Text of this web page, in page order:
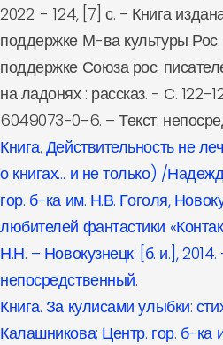
2022. - 124, [7] с. - Книга
поддержке М-ва культуры
поддержке Союза рос.
на ладонях : рассказ. - С. 122-
6049073-0-6. – Текст:
Книга. Действительность не
о книгах… и не только) /
гор. б-ка им. Н.В. Гоголя,
любителей фантастики
Н.Н. – Новокузнецк: [б. и.],
непосредственный.
Книга. За кулисами улыбки:
Калашникова; Центр. гор. б-ка